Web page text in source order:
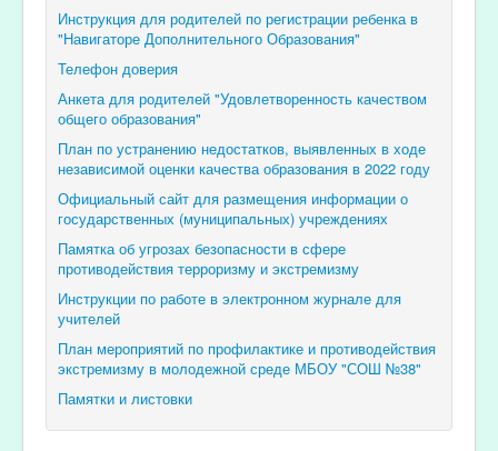
Инструкция для родителей по регистрации ребенка в
"Навигаторе Дополнительного Образования"
Телефон доверия
Анкета для родителей "Удовлетворенность качеством
общего образования"
План по устранению недостатков, выявленных в ходе
независимой оценки качества образования в 2022 году
Официальный сайт для размещения информации о
государственных (муниципальных) учреждениях
Памятка об угрозах безопасности в сфере
противодействия терроризму и экстремизму
Инструкции по работе в электронном журнале для
учителей
План мероприятий по профилактике и противодействия
экстремизму в молодежной среде МБОУ "СОШ №38"
Памятки и листовки